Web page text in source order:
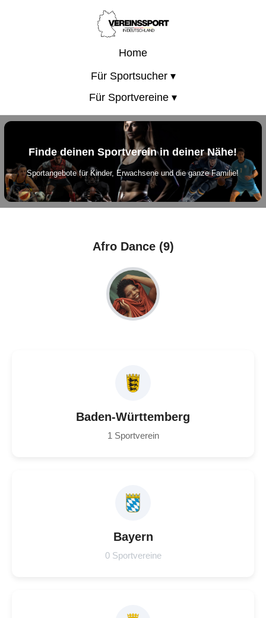
Home
Für Sportsucher ▾
Für Sportvereine ▾
Finde deinen Sportverein in deiner Nähe!
Sportangebote für Kinder, Erwachsene und die ganze Familie!
Afro Dance (9)
Baden-Württemberg
1 Sportverein
Bayern
0 Sportvereine